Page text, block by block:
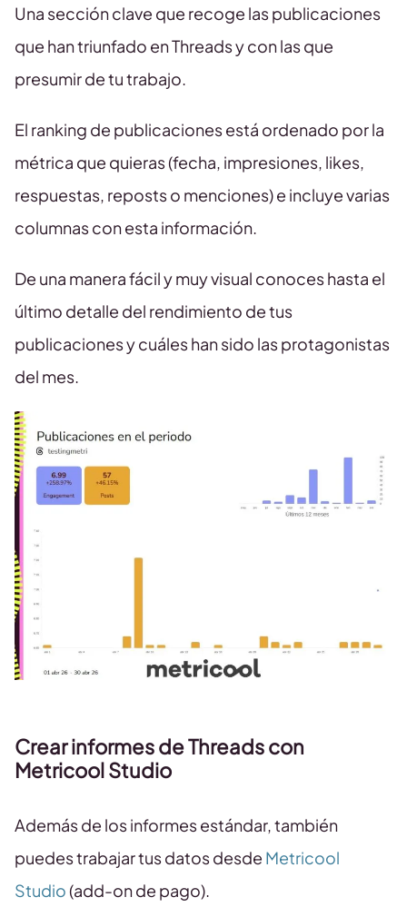
Una sección clave que recoge las publicaciones
que han triunfado en Threads y con las que
presumir de tu trabajo.
El ranking de publicaciones está ordenado por la
métrica que quieras (fecha, impresiones, likes,
respuestas, reposts o menciones) e incluye varias
columnas con esta información.
De una manera fácil y muy visual conoces hasta el
último detalle del rendimiento de tus
publicaciones y cuáles han sido las protagonistas
del mes.
Crear informes de Threads con
Metricool Studio
Además de los informes estándar, también
puedes trabajar tus datos desde Metricool
Studio(add-on de pago).